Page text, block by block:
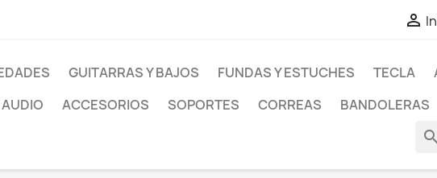

GUITARRAS Y BAJOS FUNDAS Y ESTUCHES TECLA
AUDIO ACCESORIOS SOPORTES CORREAS BANDOLERAS
search